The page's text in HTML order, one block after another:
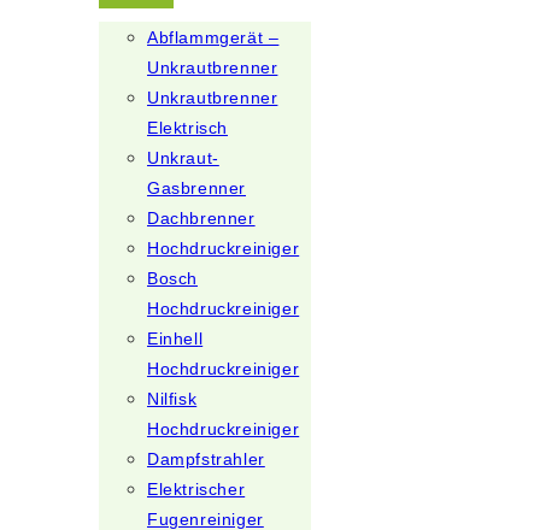
Abflammgerät –
Unkrautbrenner
Unkrautbrenner
Elektrisch
Unkraut-
Gasbrenner
Dachbrenner
Hochdruckreiniger
Bosch
Hochdruckreiniger
Einhell
Hochdruckreiniger
Nilfisk
Hochdruckreiniger
Dampfstrahler
Elektrischer
Fugenreiniger